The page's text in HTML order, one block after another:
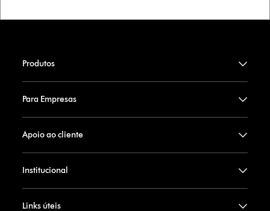
Produtos
Para Empresas
Apoio ao cliente
Institucional
Links úteis